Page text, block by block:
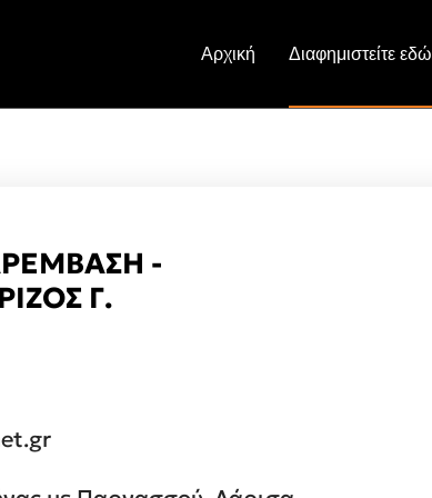
Αρχική Διαφημιστείτε εδώ
-
Γ.